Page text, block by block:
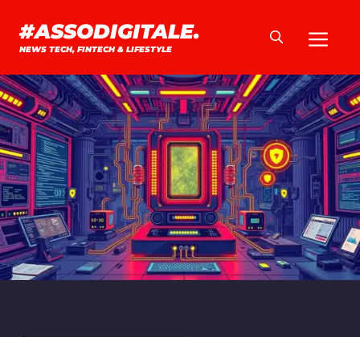
contenuto
#ASSODIGITALE.
NEWS TECH, FINTECH & LIFESTYLE